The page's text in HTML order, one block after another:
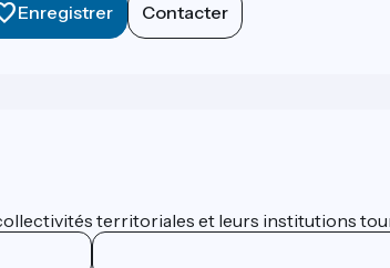
Enregistrer Contacter
territoriales et leurs institutions